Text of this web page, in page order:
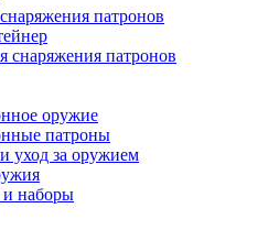
патронов
снаряжения патронов
оружие
патроны
уход за оружием
наборы